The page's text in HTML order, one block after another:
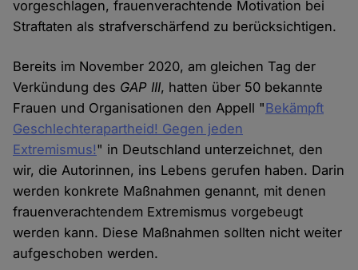
vorgeschlagen, frauenverachtende Motivation bei
Straftaten als strafverschärfend zu berücksichtigen.
Bereits im November 2020, am gleichen Tag der
Verkündung des GAP III, hatten über 50 bekannte
Frauen und Organisationen den Appell "Bekämpft
Geschlechterapartheid! Gegen jeden
Extremismus!" in Deutschland unterzeichnet, den
wir, die Autorinnen, ins Lebens gerufen haben. Darin
werden konkrete Maßnahmen genannt, mit denen
frauenverachtendem Extremismus vorgebeugt
werden kann. Diese Maßnahmen sollten nicht weiter
aufgeschoben werden.